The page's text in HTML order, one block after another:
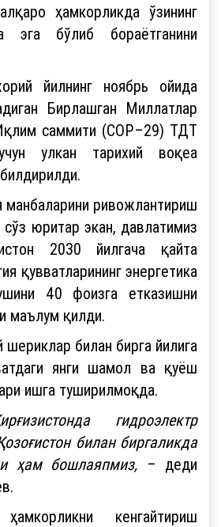
ҳамкорликда ўзининг
эга бўлиб бораётганини
йилнинг ноябрь ойида
Бирлашган Миллатлар
саммити (COP–29) ТДТ
улкан тарихий воқеа
манбаларини ривожлантириш
сўз юритар экан, давлатимиз
2030 йилгача қайта
қувватларининг энергетика
40 фоизга етказишни
маълум қилди.
шериклар билан бирга йилига
янги шамол ва қуёш
ишга туширилмоқда.
гидроэлектр
билан биргаликда
ҳам бошлаяпмиз, – деди
кенгайтириш